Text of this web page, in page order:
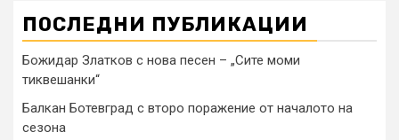
ПОСЛЕДНИ ПУБЛИКАЦИИ
Божидар Златков с нова песен – „Сите моми
тиквешанки“
Балкан Ботевград с второ поражение от началото на
сезона